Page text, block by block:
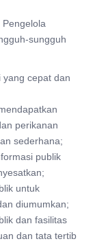
Pengelola
sungguh
yang cepat dan
perikanan
sederhana;
publik
untuk
diumumkan;
dan fasilitas
dan tata tertib